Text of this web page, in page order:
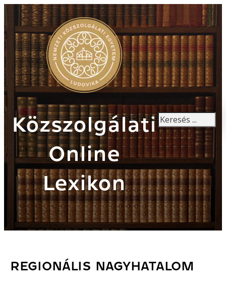
Közszolgálati
Online
Lexikon
Keresés
REGIONÁLIS NAGYHATALOM